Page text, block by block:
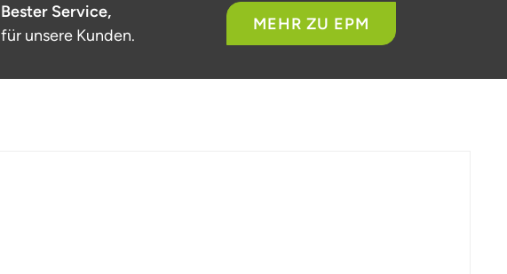
Bester Service,
für unsere Kunden.
MEHR ZU EPM